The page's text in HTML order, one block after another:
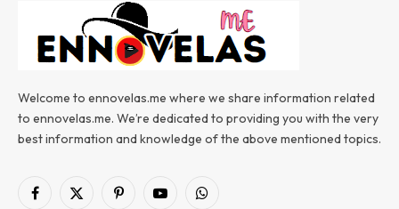
Welcome to ennovelas.me where we share information related
to ennovelas.me. We’re dedicated to providing you with the very
best information and knowledge of the above mentioned topics.
Facebook
X
PinterestYouTubeWhatsApp